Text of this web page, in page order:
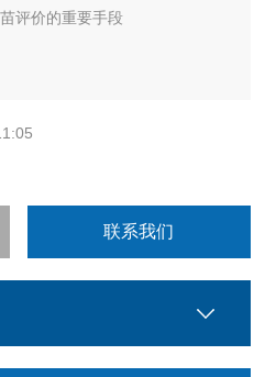
评价的重要手段
联系我们